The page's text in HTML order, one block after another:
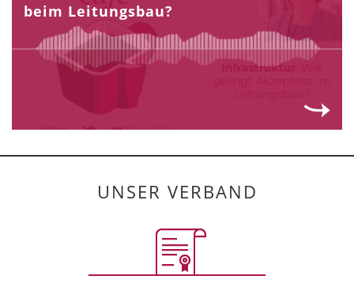
beim Leitungsbau?
UNSER VERBAND